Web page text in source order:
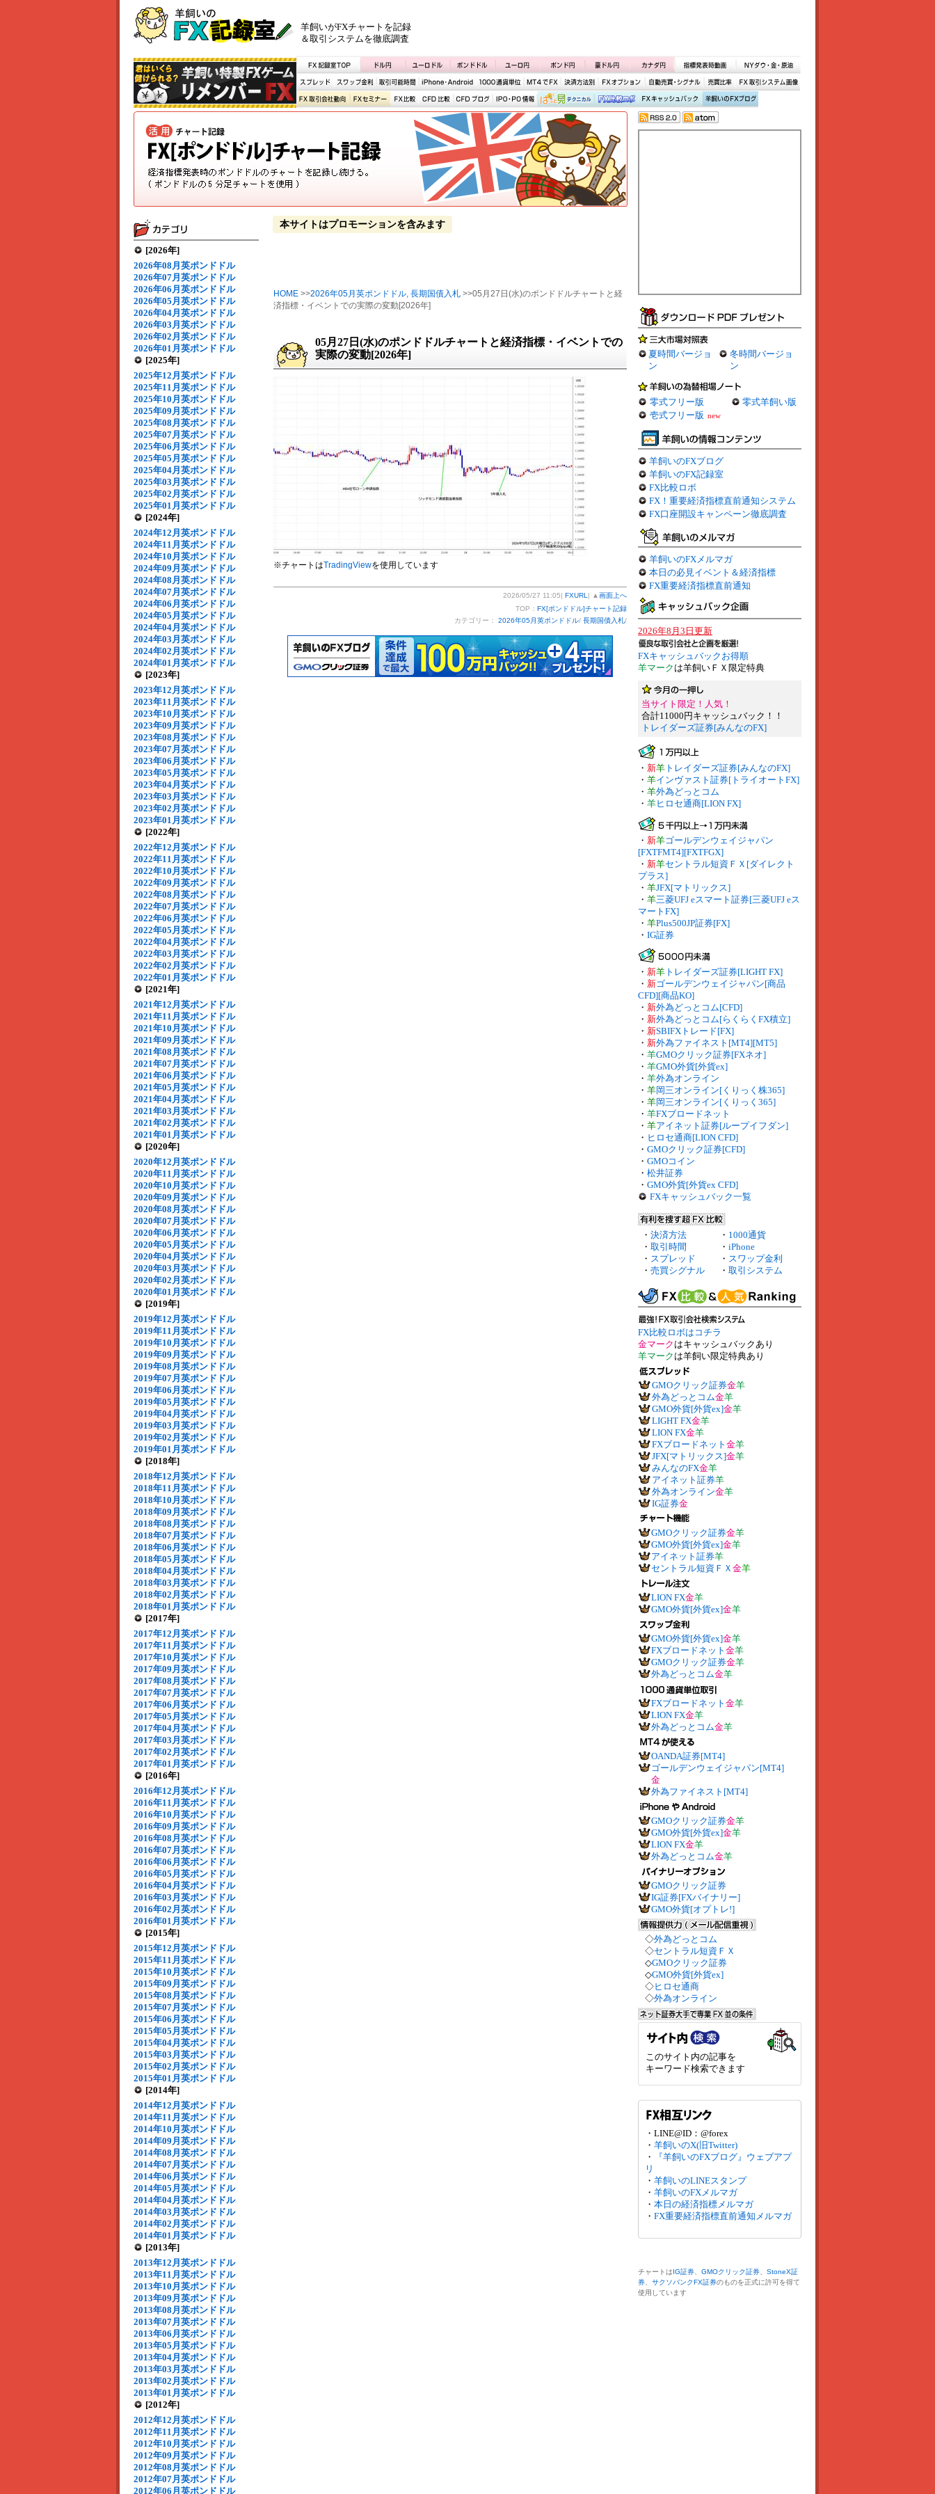
羊飼いがFXチャートを記録
＆取引システムを徹底調査
[2026年]
2026年08月英ポンドドル
2026年07月英ポンドドル
2026年06月英ポンドドル
2026年05月英ポンドドル
2026年04月英ポンドドル
2026年03月英ポンドドル
2026年02月英ポンドドル
2026年01月英ポンドドル
[2025年]
2025年12月英ポンドドル
2025年11月英ポンドドル
2025年10月英ポンドドル
2025年09月英ポンドドル
2025年08月英ポンドドル
2025年07月英ポンドドル
2025年06月英ポンドドル
2025年05月英ポンドドル
2025年04月英ポンドドル
2025年03月英ポンドドル
2025年02月英ポンドドル
2025年01月英ポンドドル
[2024年]
2024年12月英ポンドドル
2024年11月英ポンドドル
2024年10月英ポンドドル
2024年09月英ポンドドル
2024年08月英ポンドドル
2024年07月英ポンドドル
2024年06月英ポンドドル
2024年05月英ポンドドル
2024年04月英ポンドドル
2024年03月英ポンドドル
2024年02月英ポンドドル
2024年01月英ポンドドル
[2023年]
2023年12月英ポンドドル
2023年11月英ポンドドル
2023年10月英ポンドドル
2023年09月英ポンドドル
2023年08月英ポンドドル
2023年07月英ポンドドル
2023年06月英ポンドドル
2023年05月英ポンドドル
2023年04月英ポンドドル
2023年03月英ポンドドル
2023年02月英ポンドドル
2023年01月英ポンドドル
[2022年]
2022年12月英ポンドドル
2022年11月英ポンドドル
2022年10月英ポンドドル
2022年09月英ポンドドル
2022年08月英ポンドドル
2022年07月英ポンドドル
2022年06月英ポンドドル
2022年05月英ポンドドル
2022年04月英ポンドドル
2022年03月英ポンドドル
2022年02月英ポンドドル
2022年01月英ポンドドル
[2021年]
2021年12月英ポンドドル
2021年11月英ポンドドル
2021年10月英ポンドドル
2021年09月英ポンドドル
2021年08月英ポンドドル
2021年07月英ポンドドル
2021年06月英ポンドドル
2021年05月英ポンドドル
2021年04月英ポンドドル
2021年03月英ポンドドル
2021年02月英ポンドドル
2021年01月英ポンドドル
[2020年]
2020年12月英ポンドドル
2020年11月英ポンドドル
2020年10月英ポンドドル
2020年09月英ポンドドル
2020年08月英ポンドドル
2020年07月英ポンドドル
2020年06月英ポンドドル
2020年05月英ポンドドル
2020年04月英ポンドドル
2020年03月英ポンドドル
2020年02月英ポンドドル
2020年01月英ポンドドル
[2019年]
2019年12月英ポンドドル
2019年11月英ポンドドル
2019年10月英ポンドドル
2019年09月英ポンドドル
2019年08月英ポンドドル
2019年07月英ポンドドル
2019年06月英ポンドドル
2019年05月英ポンドドル
2019年04月英ポンドドル
2019年03月英ポンドドル
2019年02月英ポンドドル
2019年01月英ポンドドル
[2018年]
2018年12月英ポンドドル
2018年11月英ポンドドル
2018年10月英ポンドドル
2018年09月英ポンドドル
2018年08月英ポンドドル
2018年07月英ポンドドル
2018年06月英ポンドドル
2018年05月英ポンドドル
2018年04月英ポンドドル
2018年03月英ポンドドル
2018年02月英ポンドドル
2018年01月英ポンドドル
[2017年]
2017年12月英ポンドドル
2017年11月英ポンドドル
2017年10月英ポンドドル
2017年09月英ポンドドル
2017年08月英ポンドドル
2017年07月英ポンドドル
2017年06月英ポンドドル
2017年05月英ポンドドル
2017年04月英ポンドドル
2017年03月英ポンドドル
2017年02月英ポンドドル
2017年01月英ポンドドル
[2016年]
2016年12月英ポンドドル
2016年11月英ポンドドル
2016年10月英ポンドドル
2016年09月英ポンドドル
2016年08月英ポンドドル
2016年07月英ポンドドル
2016年06月英ポンドドル
2016年05月英ポンドドル
2016年04月英ポンドドル
2016年03月英ポンドドル
2016年02月英ポンドドル
2016年01月英ポンドドル
[2015年]
2015年12月英ポンドドル
2015年11月英ポンドドル
2015年10月英ポンドドル
2015年09月英ポンドドル
2015年08月英ポンドドル
2015年07月英ポンドドル
2015年06月英ポンドドル
2015年05月英ポンドドル
2015年04月英ポンドドル
2015年03月英ポンドドル
2015年02月英ポンドドル
2015年01月英ポンドドル
[2014年]
2014年12月英ポンドドル
2014年11月英ポンドドル
2014年10月英ポンドドル
2014年09月英ポンドドル
2014年08月英ポンドドル
2014年07月英ポンドドル
2014年06月英ポンドドル
2014年05月英ポンドドル
2014年04月英ポンドドル
2014年03月英ポンドドル
2014年02月英ポンドドル
2014年01月英ポンドドル
[2013年]
2013年12月英ポンドドル
2013年11月英ポンドドル
2013年10月英ポンドドル
2013年09月英ポンドドル
2013年08月英ポンドドル
2013年07月英ポンドドル
2013年06月英ポンドドル
2013年05月英ポンドドル
2013年04月英ポンドドル
2013年03月英ポンドドル
2013年02月英ポンドドル
2013年01月英ポンドドル
[2012年]
2012年12月英ポンドドル
2012年11月英ポンドドル
2012年10月英ポンドドル
2012年09月英ポンドドル
2012年08月英ポンドドル
2012年07月英ポンドドル
2012年06月英ポンドドル
本サイトはプロモーションを含みます
HOME >>2026年05月英ポンドドル, 長期国債入札 >>05月27日(水)のポンドドルチャートと経
済指標・イベントでの実際の変動[2026年]
05月27日(水)のポンドドルチャートと経済指標・イベントでの
実際の変動[2026年]
※チャートはTradingViewを使用しています
2026/05/27 11:05| FXURL | ▲ 画面上へ
TOP： FX[ポンドドル]チャート記録
カテゴリー： 2026年05月英ポンドドル/ 長期国債入札/
夏時間バージョ
ン
冬時間バージョ
ン
零式フリー版
零式羊飼い版
壱式フリー版 new
羊飼いのFXブログ
羊飼いのFX記録室
FX比較ロボ
FX！重要経済指標直前通知システム
FX口座開設キャンペーン徹底調査
羊飼いのFXメルマガ
本日の必見イベント＆経済指標
FX重要経済指標直前通知
2026年8月3日更新
FXキャッシュバックお得順
羊マーク は羊飼いＦＸ限定特典
当サイト限定！人気！
合計11000円キャッシュバック！！
トレイダーズ証券[みんなのFX]
・ 新羊 トレイダーズ証券[みんなのFX]
・ 羊インヴァスト証券[トライオートFX]
・ 羊外為どっとコム
・ 羊ヒロセ通商[LION FX]
・ 新羊ゴールデンウェイジャパン
[FXTFMT4][FXTFGX]
・ 新羊セントラル短資ＦＸ[ダイレクト
プラス]
・ 羊JFX[マトリックス]
・ 羊三菱UFJ eスマート証券[三菱UFJ eス
マートFX]
・ 羊Plus500JP証券[FX]
・ IG証券
・ 新羊 トレイダーズ証券[LIGHT FX]
・ 新ゴールデンウェイジャパン[商品
CFD][商品KO]
・ 新外為どっとコム[CFD]
・ 新外為どっとコム[らくらくFX積立]
・ 新SBIFXトレード[FX]
・ 新外為ファイネスト[MT4][MT5]
・ 羊GMOクリック証券[FXネオ]
・ 羊GMO外貨[外貨ex]
・ 羊外為オンライン
・ 羊岡三オンライン[くりっく株365]
・ 羊岡三オンライン[くりっく365]
・ 羊FXブロードネット
・ 羊アイネット証券[ループイフダン]
・ ヒロセ通商[LION CFD]
・ GMOクリック証券[CFD]
・ GMOコイン
・ 松井証券
・ GMO外貨[外貨ex CFD]
FXキャッシュバック一覧
・ 決済方法 ・ 1000通貨
・ 取引時間 ・ iPhone
・ スプレッド ・ スワップ金利
・ 売買シグナル ・ 取引システム
FX比較ロボはコチラ
金マーク はキャッシュバックあり
羊マーク は羊飼い限定特典あり
GMOクリック証券金羊
外為どっとコム金羊
GMO外貨[外貨ex]金羊
LIGHT FX金羊
LION FX金羊
FXブロードネット 金羊
JFX[マトリックス]金羊
みんなのFX金羊
アイネット証券羊
外為オンライン金羊
IG証券金
GMOクリック証券金羊
GMO外貨[外貨ex]金羊
アイネット証券羊
セントラル短資ＦＸ 金羊
LION FX金羊
GMO外貨[外貨ex]金羊
GMO外貨[外貨ex]金羊
FXブロードネット 金羊
GMOクリック証券金羊
外為どっとコム金羊
FXブロードネット 金羊
LION FX金羊
外為どっとコム金羊
OANDA証券[MT4]
ゴールデンウェイジャパン[MT4]
金
外為ファイネスト[MT4]
GMOクリック証券金羊
GMO外貨[外貨ex]金羊
LION FX金羊
外為どっとコム金羊
GMOクリック証券
IG証券[FXバイナリー]
GMO外貨[オプトレ!]
◇外為どっとコム
◇セントラル短資ＦＸ
◇GMOクリック証券
◇GMO外貨[外貨ex]
◇ヒロセ通商
◇外為オンライン
このサイト内の記事を
キーワード検索できます
・LINE@ID：@forex
・ 羊飼いのX(旧Twitter)
・
『羊飼いのFXブログ』ウェブアプ
リ
・ 羊飼いのLINEスタンプ
・ 羊飼いのFXメルマガ
・ 本日の経済指標メルマガ
・ FX重要経済指標直前通知メルマガ
チャートはIG証券 GMOクリック証券
StoneX証
券
サクソバンクFX証券のものを正式に許可を得て
使用しています